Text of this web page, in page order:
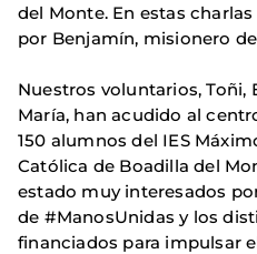
del Monte. En estas
por Benjamín, misionero
Nuestros voluntarios, Toñi,
María, han acudido al
150 alumnos del IES
Católica de Boadilla del
estado muy interesados
de #ManosUnidas y los
financiados para impulsar